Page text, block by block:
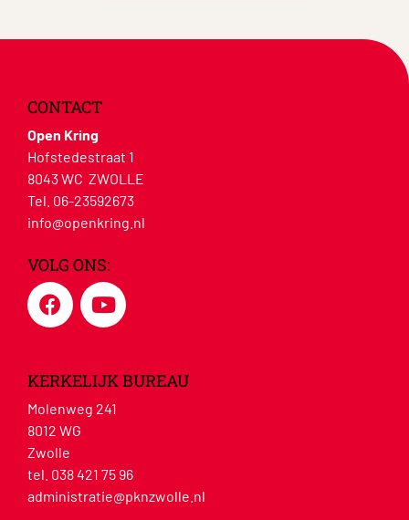
CONTACT
Open Kring
Hofstedestraat 1
8043 WC ZWOLLE
Tel. 06-23592673
info@openkring.nl
VOLG ONS:
KERKELIJK BUREAU
Molenweg 241
8012 WG
Zwolle
tel. 038 421 75 96
administratie@pknzwolle.nl